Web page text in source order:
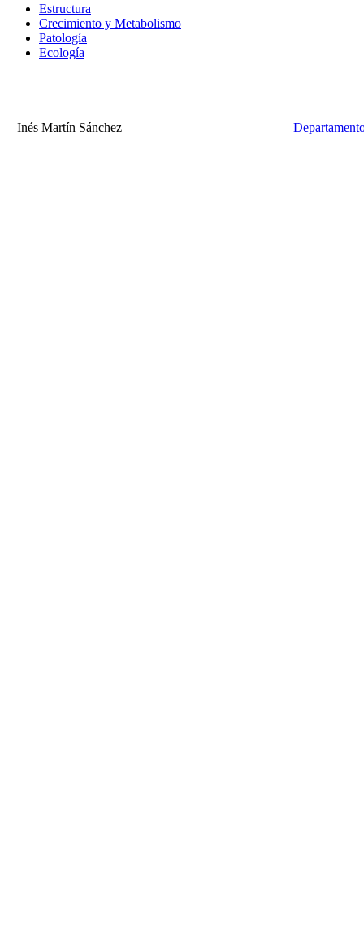
Estructura
Crecimiento y Metabolismo
Patología
Ecología
Inés Martín Sánchez